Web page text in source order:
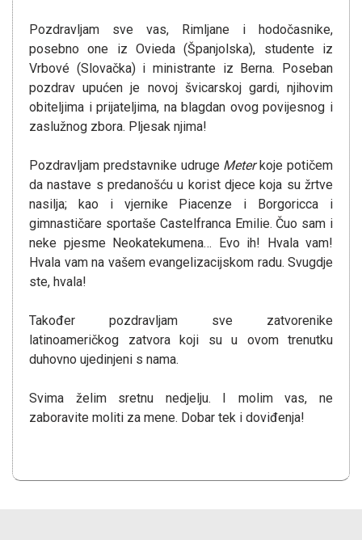
Pozdravljam sve vas, Rimljane i hodočasnike,
posebno one iz Ovieda (Španjolska), studente iz
Vrbové (Slovačka) i ministrante iz Berna. Poseban
pozdrav upućen je novoj švicarskoj gardi, njihovim
obiteljima i prijateljima, na blagdan ovog povijesnog i
zaslužnog zbora. Pljesak njima!
Pozdravljam predstavnike udruge Meter koje potičem
da nastave s predanošću u korist djece koja su žrtve
nasilja; kao i vjernike Piacenze i Borgoricca i
gimnastičare sportaše Castelfranca Emilie. Čuo sam i
neke pjesme Neokatekumena… Evo ih! Hvala vam!
Hvala vam na vašem evangelizacijskom radu. Svugdje
ste, hvala!
Također pozdravljam sve zatvorenike
latinoameričkog zatvora koji su u ovom trenutku
duhovno ujedinjeni s nama.
Svima želim sretnu nedjelju. I molim vas, ne
zaboravite moliti za mene. Dobar tek i doviđenja!